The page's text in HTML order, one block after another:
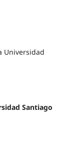
Universidad
Santiago